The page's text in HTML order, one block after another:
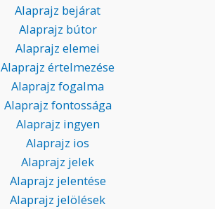
Alaprajz bejárat
Alaprajz bútor
Alaprajz elemei
Alaprajz értelmezése
Alaprajz fogalma
Alaprajz fontossága
Alaprajz ingyen
Alaprajz ios
Alaprajz jelek
Alaprajz jelentése
Alaprajz jelölések